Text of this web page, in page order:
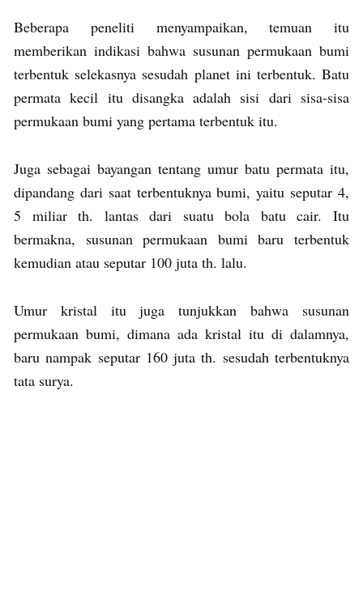
Beberapa peneliti menyampaikan, temuan itu
memberikan indikasi bahwa susunan permukaan bumi
terbentuk selekasnya sesudah planet ini terbentuk. Batu
permata kecil itu disangka adalah sisi dari sisa-sisa
permukaan bumi yang pertama terbentuk itu.
Juga sebagai bayangan tentang umur batu permata itu,
dipandang dari saat terbentuknya bumi, yaitu seputar 4,
5 miliar th. lantas dari suatu bola batu cair. Itu
bermakna, susunan permukaan bumi baru terbentuk
kemudian atau seputar 100 juta th. lalu.
Umur kristal itu juga tunjukkan bahwa susunan
permukaan bumi, dimana ada kristal itu di dalamnya,
baru nampak seputar 160 juta th. sesudah terbentuknya
tata surya.